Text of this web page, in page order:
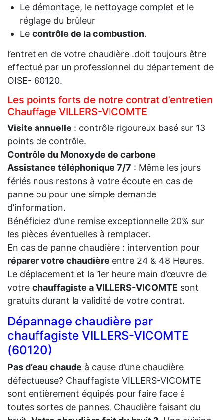
Le démontage, le nettoyage complet et le
réglage du brûleur
Le contrôle de la combustion.
l’entretien de votre chaudière .doit toujours être
effectué par un professionnel du département de
OISE- 60120.
Les points forts de notre contrat d’entretien
Chauffage VILLERS-VICOMTE
Visite annuelle : contrôle rigoureux basé sur 13
points de contrôle.
Contrôle du Monoxyde de carbone
Assistance téléphonique 7/7 : Même les jours
fériés nous restons à votre écoute en cas de
panne ou pour une simple demande
d’information.
Bénéficiez d’une remise exceptionnelle 20% sur
les pièces éventuelles à remplacer.
En cas de panne chaudière : intervention pour
réparer votre chaudière entre 24 & 48 Heures.
Le déplacement et la 1er heure main d’œuvre de
votre chauffagiste a VILLERS-VICOMTE sont
gratuits durant la validité de votre contrat.
Dépannage chaudière par
chauffagiste VILLERS-VICOMTE
(60120)
Pas d’eau chaude à cause d’une chaudière
défectueuse? Chauffagiste VILLERS-VICOMTE
sont entièrement équipés pour faire face à
toutes sortes de pannes, Chaudière faisant du